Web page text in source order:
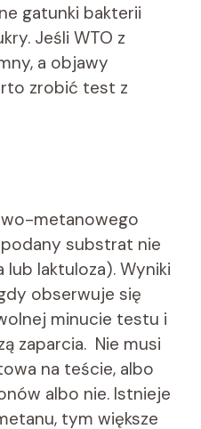
gatunki bakterii
Jeśli WTO z
a objawy
zrobić test z
metanowego
substrat nie
lub laktuloza). Wyniki
obserwuje się
minucie testu i
zaparcia. Nie musi
na teście, albo
albo nie. Istnieje
tym większe